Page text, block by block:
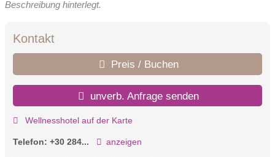
Beschreibung hinterlegt.
Kontakt
Preis / Buchen
unverb. Anfrage senden
Wellnesshotel auf der Karte
Telefon: +30 284... anzeigen